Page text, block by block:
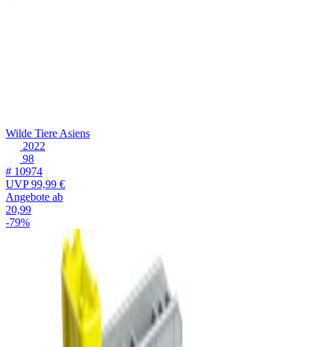
Wilde Tiere Asiens
2022
98
# 10974
UVP99,99 €
Angebote ab
20,99
-79%